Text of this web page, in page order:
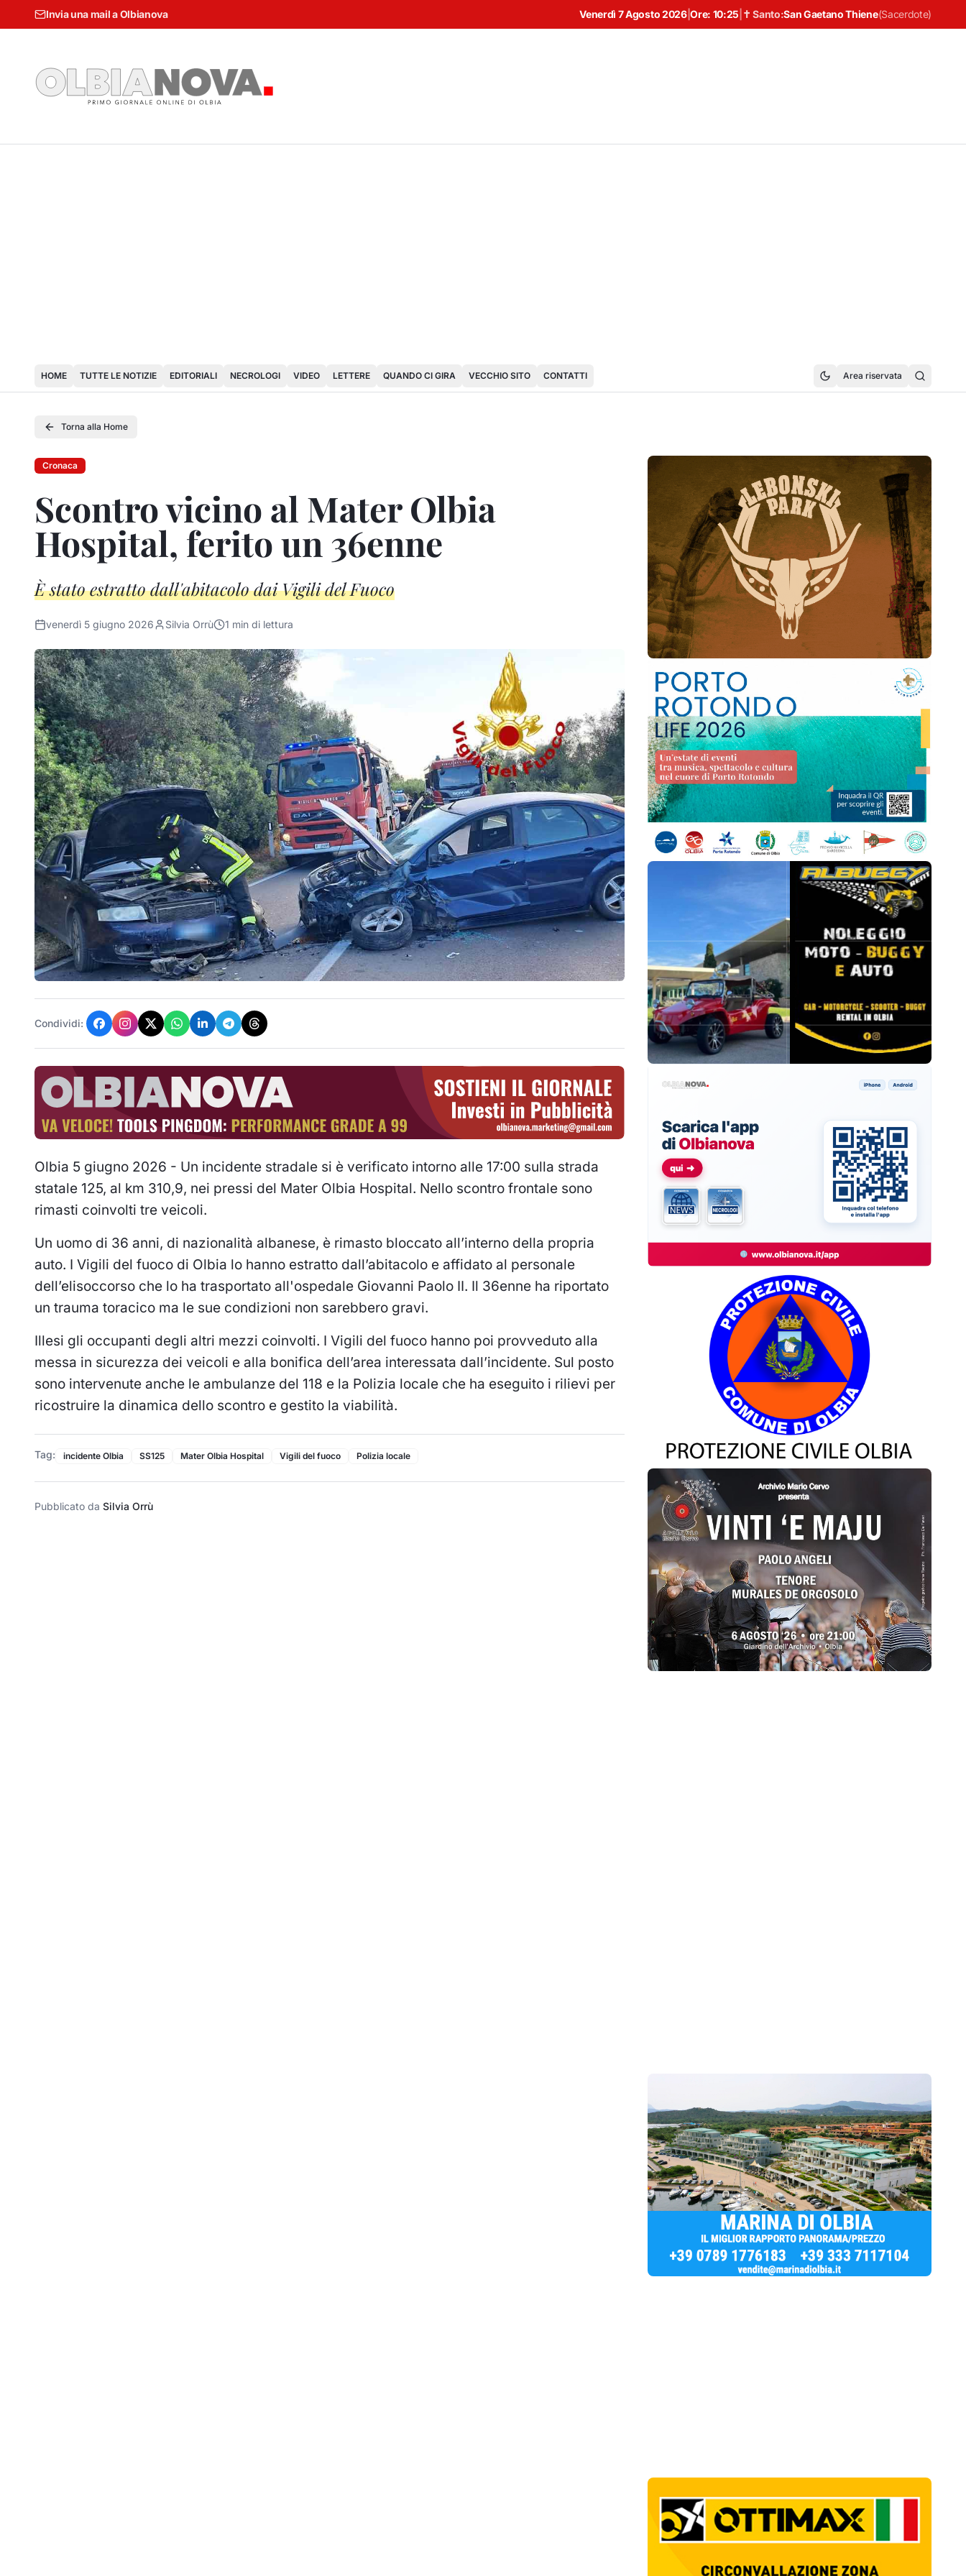
Invia una mail a Olbianova Venerdì 7 Agosto 2026|Ore: 10:25 ✝ Santo:San Gaetano Thiene(Sacerdote)
HOME TUTTE LE NOTIZIE EDITORIALI NECROLOGI VIDEO LETTERE QUANDO CI GIRA VECCHIO SITO CONTATTI Area riservata
Torna alla Home
Cronaca
Scontro vicino al Mater Olbia
Hospital, ferito un 36enne
È stato estratto dall'abitacolo dai Vigili del Fuoco
venerdì 5 giugno 2026 Silvia Orrù 1 min di lettura
Condividi:
Olbia 5 giugno 2026 - Un incidente stradale si è verificato intorno alle 17:00 sulla strada
statale 125, al km 310,9, nei pressi del Mater Olbia Hospital. Nello scontro frontale sono
rimasti coinvolti tre veicoli.
Un uomo di 36 anni, di nazionalità albanese, è rimasto bloccato all’interno della propria
auto. I Vigili del fuoco di Olbia lo hanno estratto dall’abitacolo e affidato al personale
dell’elisoccorso che lo ha trasportato all'ospedale Giovanni Paolo II. Il 36enne ha riportato
un trauma toracico ma le sue condizioni non sarebbero gravi.
Illesi gli occupanti degli altri mezzi coinvolti. I Vigili del fuoco hanno poi provveduto alla
messa in sicurezza dei veicoli e alla bonifica dell’area interessata dall’incidente. Sul posto
sono intervenute anche le ambulanze del 118 e la Polizia locale che ha eseguito i rilievi per
ricostruire la dinamica dello scontro e gestito la viabilità.
Tag: incidente Olbia SS125 Mater Olbia Hospital Vigili del fuoco Polizia locale
Pubblicato da Silvia Orrù